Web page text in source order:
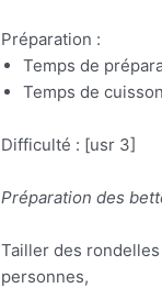
Préparation :
Temps de
Temps de
Difficulté : [usr 3]
Préparation des
Tailler des
personnes,